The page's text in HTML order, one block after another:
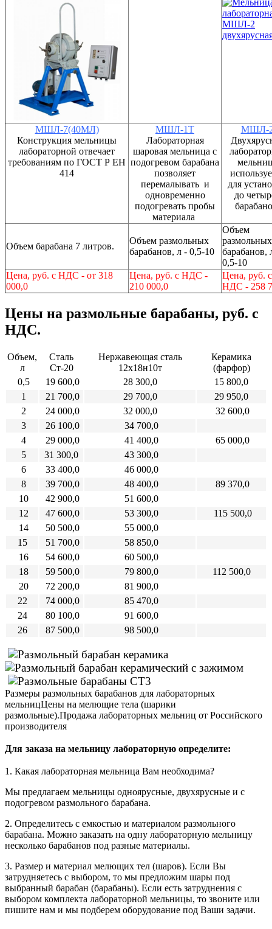
МШЛ-7(40МЛ)
Конструкция мельницы
лабораторной отвечает
требованиям по ГОСТ Р ЕН
414
МШЛ-1Т
Лабораторная
шаровая мельница с
подогревом барабана
позволяет
перемалывать и
одновременно
подогревать пробы
материала
МШЛ-
для
до
Объем барабана 7 литров.
Объем размольных
барабанов, л - 0,5-10
Объем
размольных
барабанов,
0,5-10
Цена, руб. с НДС - от 318
000,0
Цена, руб. с НДС -
210 000,0
Цена, руб. с
НДС - 258
Цены на размольные барабаны, руб. с
НДС.
Объем,
л
Сталь
Ст-20
Нержавеющая сталь
12х18н10т
Керамика
(фарфор)
0,5
19 600,0 28 300,0
15 800,0
1
21 700,0 29 700,0
29 950,0
2
24 000,0 32 000,0
32 600,0
3
26 100,0
34 700,0
4
29 000,0 41 400,0
65 000,0
5
31 300,0
43 300,0
6
33 400,0
46 000,0
8
39 700,0 48 400,0
89 370,0
10
42 900,0
51 600,0
12
47 600,0 53 300,0
115 500,0
14
50 500,0
55 000,0
15
51 700,0
58 850,0
16
54 600,0
60 500,0
18
59 500,0 79 800,0
112 500,0
20
72 200,0
81 900,0
22
74 000,0
85 470,0
24
80 100,0
91 600,0
26
87 500,0 98 500,0
Размеры размольных барабанов для лабораторных
мельницЦены на мелющие тела (шарики
размольные).Продажа лабораторных мельниц от Российского
производителя
Для заказа на мельницу лабораторную определите:
1. Какая лабораторная мельница Вам необходима?
Мы предлагаем мельницы одноярусные, двухярусные и с
подогревом размольного барабана.
2. Определитесь с емкостью и материалом размольного
барабана. Можно заказать на одну лабораторную мельницу
несколько барабанов под разные материалы.
3. Размер и материал мелющих тел (шаров). Если Вы
затрудняетесь с выбором, то мы предложим шары под
выбранный барабан (барабаны). Если есть затруднения с
выбором комплекта лабораторной мельницы, то звоните или
пишите нам и мы подберем оборудование под Ваши задачи.